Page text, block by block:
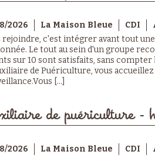
2026 La Maison Bleue CDI
rejoindre, c'est intégrer avant tout
Le tout au sein d'un groupe
sur 10 sont satisfaits, sans compter
de Puériculture, vous
[...]
de puériculture -
2026 La Maison Bleue CDI